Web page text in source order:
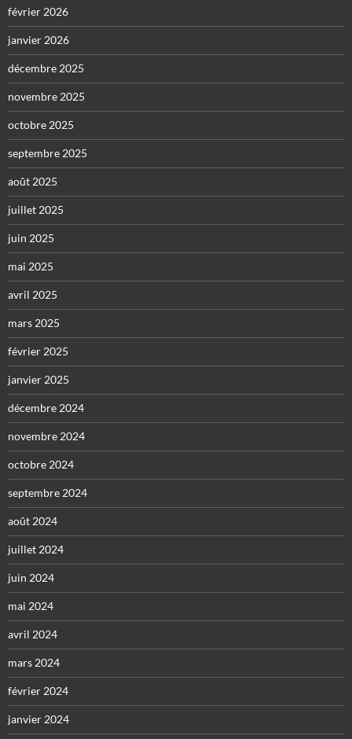
février 2026
janvier 2026
décembre 2025
novembre 2025
octobre 2025
septembre 2025
août 2025
juillet 2025
juin 2025
mai 2025
avril 2025
mars 2025
février 2025
janvier 2025
décembre 2024
novembre 2024
octobre 2024
septembre 2024
août 2024
juillet 2024
juin 2024
mai 2024
avril 2024
mars 2024
février 2024
janvier 2024